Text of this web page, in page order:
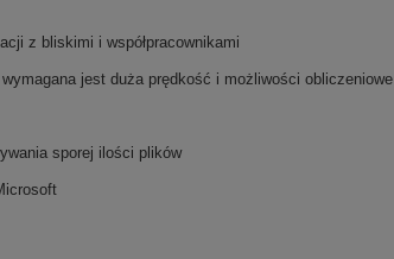
z bliskimi i współpracownikami
jest duża prędkość i możliwości obliczeniowe
sporej ilości plików